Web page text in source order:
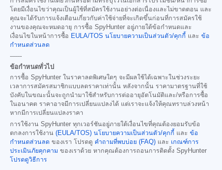
โดยมีเงื่อนไขว่าคุณเป็นผู้ใช้ที่สมัครใช้งานอย่างต่อเนื่องและไม่ขาดตอน และ
คุณจะได้รับการแจ้งเตือนเกี่ยวกับค่าใช้จ่ายที่จะเกิดขึ้นก่อนที่การสมัครใช้
งานของคุณจะหมดอายุ การซื้อ SpyHunter อยู่ภายใต้ข้อกำหนดและ
เงื่อนไขในหน้าการซื้อ EULA/TOS นโยบายความเป็นส่วนตัว/คุกกี้ และ ข้อ
กำหนดส่วนลด
------
ข้อกำหนดทั่วไป
การซื้อ SpyHunter ในราคาลดพิเศษใดๆ จะมีผลใช้ได้เฉพาะในช่วงระยะ
เวลาการสมัครสมาชิกแบบลดราคาเท่านั้น หลังจากนั้น ราคามาตรฐานที่ใช้
บังคับในขณะนั้นจะถูกนำมาใช้สำหรับการต่ออายุอัตโนมัติและ/หรือการซื้อ
ในอนาคต ราคาอาจมีการเปลี่ยนแปลงได้ แต่เราจะแจ้งให้คุณทราบล่วงหน้า
หากมีการเปลี่ยนแปลงราคา
การใช้งาน SpyHunter ทุกเวอร์ชันอยู่ภายใต้เงื่อนไขที่คุณต้องยอมรับข้อ
ตกลงการใช้งาน (EULA/TOS) นโยบายความเป็นส่วนตัว/คุกกี้ และ ข้อ
กำหนดส่วนลด ของเรา โปรดดู คำถามที่พบบ่อย (FAQ) และ เกณฑ์การ
ประเมินภัยคุกคาม ของเราด้วย หากคุณต้องการถอนการติดตั้ง SpyHunter
โปรดดูวิธีการ